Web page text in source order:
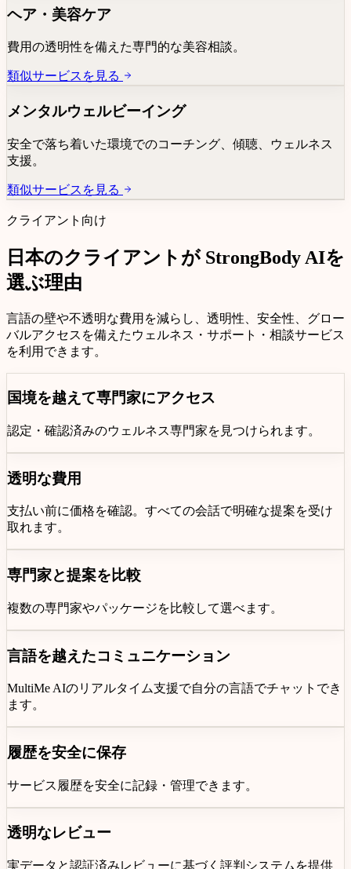
ヘア・美容ケア
費用の透明性を備えた専門的な美容相談。
類似サービスを見る
メンタルウェルビーイング
安全で落ち着いた環境でのコーチング、傾聴、ウェルネス
支援。
類似サービスを見る
クライアント向け
日本のクライアントが StrongBody AIを
選ぶ理由
言語の壁や不透明な費用を減らし、透明性、安全性、グロー
バルアクセスを備えたウェルネス・サポート・相談サービス
を利用できます。
国境を越えて専門家にアクセス
認定・確認済みのウェルネス専門家を見つけられます。
透明な費用
支払い前に価格を確認。すべての会話で明確な提案を受け
取れます。
専門家と提案を比較
複数の専門家やパッケージを比較して選べます。
言語を越えたコミュニケーション
MultiMe AIのリアルタイム支援で自分の言語でチャットでき
ます。
履歴を安全に保存
サービス履歴を安全に記録・管理できます。
透明なレビュー
実データと認証済みレビューに基づく評判システムを提供